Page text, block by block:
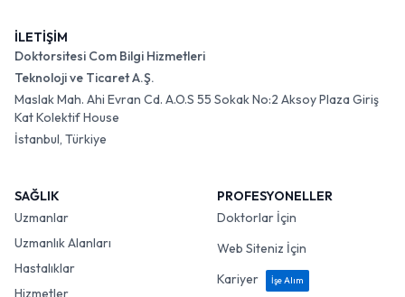
İLETİŞİM
Doktorsitesi Com Bilgi Hizmetleri
Teknoloji ve Ticaret A.Ş.
Maslak Mah. Ahi Evran Cd. A.O.S 55 Sokak No:2 Aksoy Plaza Giriş
Kat Kolektif House
İstanbul, Türkiye
SAĞLIK
Uzmanlar
Uzmanlık Alanları
Hastalıklar
Hizmetler
PROFESYONELLER
Doktorlar İçin
Web Siteniz İçin
Kariyer
İşe Alım